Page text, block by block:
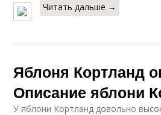
Читать дальше →
Яблоня Кортланд
Описание яблони
У яблони Кортланд довольно